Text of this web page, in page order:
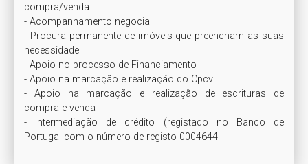
compra/venda
- Acompanhamento negocial
- Procura permanente de imóveis que preencham as suas
necessidade
- Apoio no processo de Financiamento
- Apoio na marcação e realização do Cpcv
- Apoio na marcação e realização de escrituras de
compra e venda
- Intermediação de crédito (registado no Banco de
Portugal com o número de registo 0004644